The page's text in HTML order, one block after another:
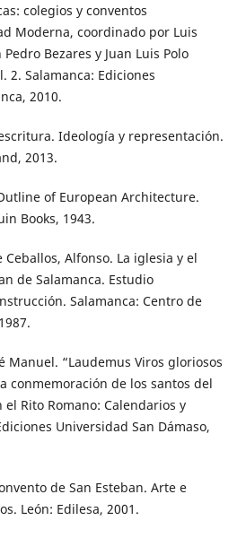
colegios y conventos
Moderna, coordinado por Luis
Bezares y Juan Luis Polo
2. Salamanca: Ediciones
2010.
Ideología y representación.
2013.
of European Architecture.
Books, 1943.
Alfonso. La iglesia y el
de Salamanca. Estudio
Salamanca: Centro de
Manuel. “Laudemus Viros gloriosos
conmemoración de los santos del
Rito Romano: Calendarios y
Universidad San Dámaso,
de San Esteban. Arte e
León: Edilesa, 2001.